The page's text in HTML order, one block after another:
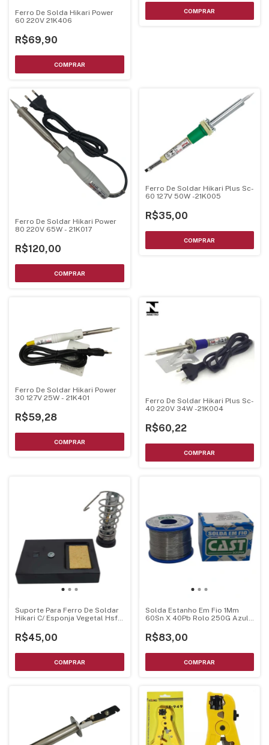
Ferro De Solda Hikari Power
60 220V 21K406
R$69,90
Ferro De Soldar Hikari Power
80 220V 65W - 21K017
R$120,00
Ferro De Soldar Hikari Plus Sc-
60 127V 50W -21K005
R$35,00
Ferro De Soldar Hikari Power
30 127V 25W - 21K401
R$59,28
Ferro De Soldar Hikari Plus Sc-
40 220V 34W -21K004
R$60,22
Suporte Para Ferro De Soldar
Hikari C/ Esponja Vegetal Hsf-
R$45,00
Solda Estanho Em Fio 1Mm
60Sn X 40Pb Rolo 250G Azul-
R$83,00